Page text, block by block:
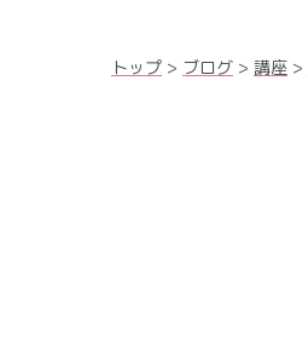
トップ > ブログ > 講座 >